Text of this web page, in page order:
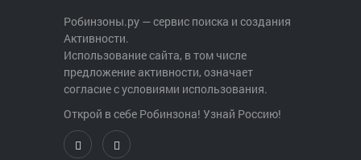
Робинзоны.ру — сервис поиска и создания
Активности.
Использование сайта, в том числе
предложение активности, означает
согласие с условиями использования.
Открой в себе Робинзона! Узнай Россию!